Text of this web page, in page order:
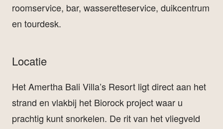
roomservice, bar, wasseretteservice, duikcentrum
en tourdesk.
Locatie
Het Amertha Bali Villa’s Resort ligt direct aan het
strand en vlakbij het Biorock project waar u
prachtig kunt snorkelen. De rit van het vliegveld